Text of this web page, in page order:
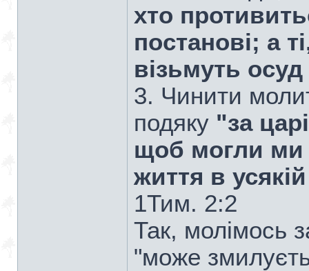
хто
постанові; а
візьмуть
3. Чинити
подяку "за
щоб могли ми
життя в
1Тим. 2:2
Так, молімось
"може